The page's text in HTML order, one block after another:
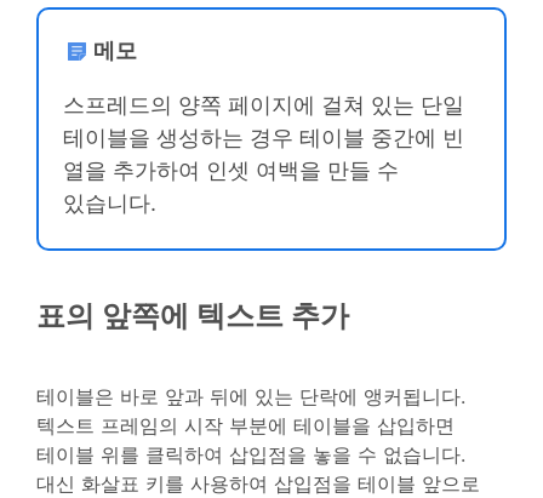
메모
스프레드의 양쪽 페이지에 걸쳐 있는 단일
테이블을 생성하는 경우 테이블 중간에 빈
열을 추가하여 인셋 여백을 만들 수
있습니다.
표의 앞쪽에 텍스트 추가
테이블은 바로 앞과 뒤에 있는 단락에 앵커됩니다.
텍스트 프레임의 시작 부분에 테이블을 삽입하면
테이블 위를 클릭하여 삽입점을 놓을 수 없습니다.
대신 화살표 키를 사용하여 삽입점을 테이블 앞으로